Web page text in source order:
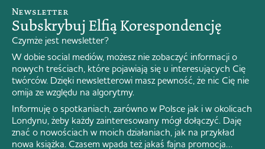
Newsletter
Subskrybuj Elfią Korespondencję
Czymże jest newsletter?
W dobie social mediów, możesz nie zobaczyć informacji o
nowych treściach, które pojawiają się u interesujących Cię
twórców. Dzięki newsletterowi masz pewność, że nic Cię nie
omija ze względu na algorytmy.
Informuję o spotkaniach, zarówno w Polsce jak i w okolicach
Londynu, żeby każdy zainteresowany mógł dołączyć. Daję
znać o nowościach w moich działaniach, jak na przykład
nowa książka. Czasem wpada też jakaś fajna promocja…